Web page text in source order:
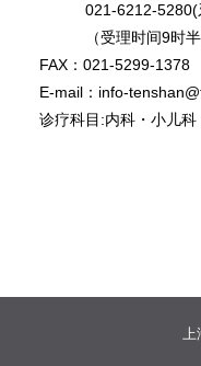
021-6212-5280(
（受理时间9时
FAX： 021-5299-1378
E-mail： info-
诊疗科目:内科・小儿
上